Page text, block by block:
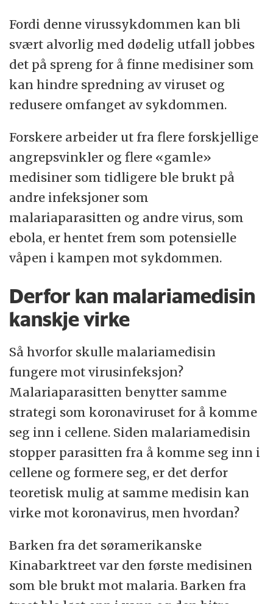
Fordi denne virussykdommen kan bli
svært alvorlig med dødelig utfall jobbes
det på spreng for å finne medisiner som
kan hindre spredning av viruset og
redusere omfanget av sykdommen.
Forskere arbeider ut fra flere forskjellige
angrepsvinkler og flere «gamle»
medisiner som tidligere ble brukt på
andre infeksjoner som
malariaparasitten og andre virus, som
ebola, er hentet frem som potensielle
våpen i kampen mot sykdommen.
Derfor kan malariamedisin
kanskje virke
Så hvorfor skulle malariamedisin
fungere mot virusinfeksjon?
Malariaparasitten benytter samme
strategi som koronaviruset for å komme
seg inn i cellene. Siden malariamedisin
stopper parasitten fra å komme seg inn i
cellene og formere seg, er det derfor
teoretisk mulig at samme medisin kan
virke mot koronavirus, men hvordan?
Barken fra det søramerikanske
Kinabarktreet var den første medisinen
som ble brukt mot malaria. Barken fra